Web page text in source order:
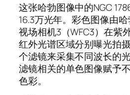
这张哈勃图像中的NGC
16.3万光年。彩色图像由
视场相机3（WFC3）在紫
红外光谱区域分别曝光拍
个滤镜来采集不同波长的
滤镜相关的单色图像赋予
色彩。